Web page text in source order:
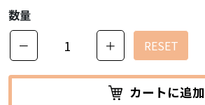
数量
－
＋ RESET
カートに追加